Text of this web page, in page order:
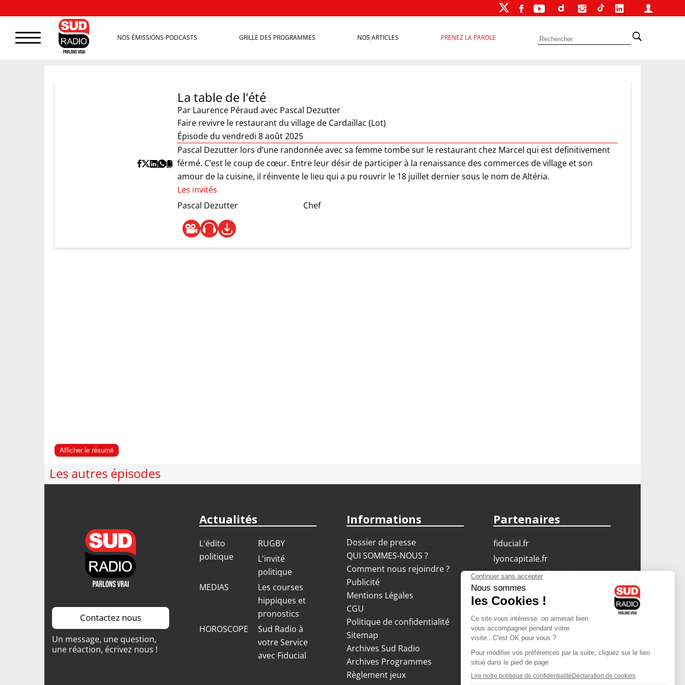
NOS ÉMISSIONS-PODCASTS GRILLE DES PROGRAMMES NOS ARTICLES PRENEZ LA PAROLE
La table de l'été
Par Laurence Péraud avec Pascal Dezutter
Faire revivre le restaurant du village de Cardaillac (Lot)
Épisode du vendredi 8 août 2025
Pascal Dezutter lors d’une randonnée avec sa femme tombe sur le restaurant chez Marcel qui est definitivement
férmé. C’est le coup de cœur. Entre leur désir de participer à la renaissance des commerces de village et son
amour de la cuisine, il réinvente le lieu qui a pu rouvrir le 18 juillet dernier sous le nom de Altéria.
Les invités
Pascal Dezutter
Chef
Afficher le résumé
Les autres épisodes
Contactez nous
Un message, une question,
une réaction, écrivez nous !
Actualités
L'édito
politique
RUGBY
L'invité
politique
MEDIAS
Les courses
hippiques et
pronostics
HOROSCOPE
Sud Radio à
votre Service
avec Fiducial
Informations
Dossier de presse
QUI SOMMES-NOUS ?
Comment nous rejoindre ?
Publicité
Mentions Légales
CGU
Politique de confidentialité
Sitemap
Archives Sud Radio
Archives Programmes
Règlement jeux
Partenaires
fiducial.fr
lyoncapitale.fr
olympique-et-lyonnais.com
L'application Iphone
/ Android
Téléchargez l'application